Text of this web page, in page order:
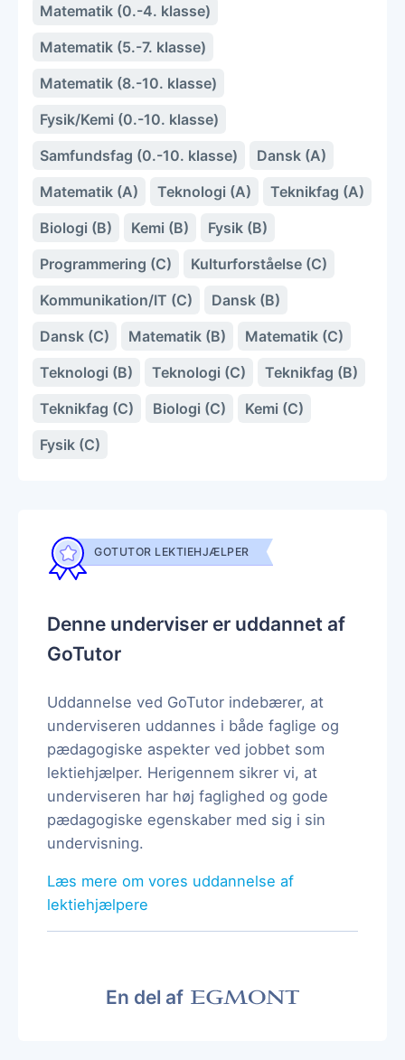
Matematik (0.-4. klasse)
Matematik (5.-7. klasse)
Matematik (8.-10. klasse)
Fysik/Kemi (0.-10. klasse)
Samfundsfag (0.-10. klasse)
Dansk (A)
Matematik (A)
Teknologi (A)
Teknikfag (A)
Biologi (B)
Kemi (B)
Fysik (B)
Programmering (C)
Kulturforståelse (C)
Kommunikation/IT (C)
Dansk (B)
Dansk (C)
Matematik (B)
Matematik (C)
Teknologi (B)
Teknologi (C)
Teknikfag (B)
Teknikfag (C)
Biologi (C)
Kemi (C)
Fysik (C)
GOTUTOR LEKTIEHJÆLPER
Denne underviser er uddannet af
GoTutor
Uddannelse ved GoTutor indebærer, at
underviseren uddannes i både faglige og
pædagogiske aspekter ved jobbet som
lektiehjælper. Herigennem sikrer vi, at
underviseren har høj faglighed og gode
pædagogiske egenskaber med sig i sin
undervisning.
Læs mere om vores uddannelse af
lektiehjælpere
En del af